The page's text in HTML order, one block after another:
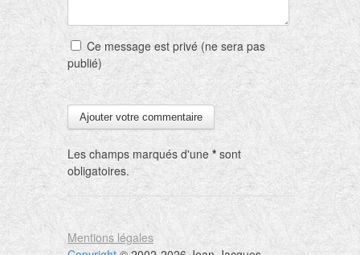
Ce message est privé (ne sera pas
publié)
Les champs marqués d'une * sont
obligatoires.
Mentions légales